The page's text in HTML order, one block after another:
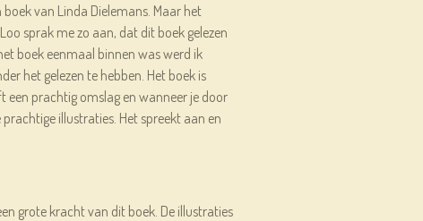
boek van Linda Dielemans. Maar het
sprak me zo aan, dat dit boek gelezen
boek eenmaal binnen was werd ik
het gelezen te hebben. Het boek is
een prachtig omslag en wanneer je door
illustraties. Het spreekt aan en
grote kracht van dit boek. De illustraties